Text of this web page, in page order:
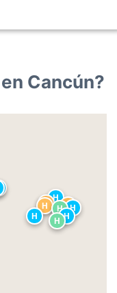
Cancún?
H
H
H
H H
H
H
H H